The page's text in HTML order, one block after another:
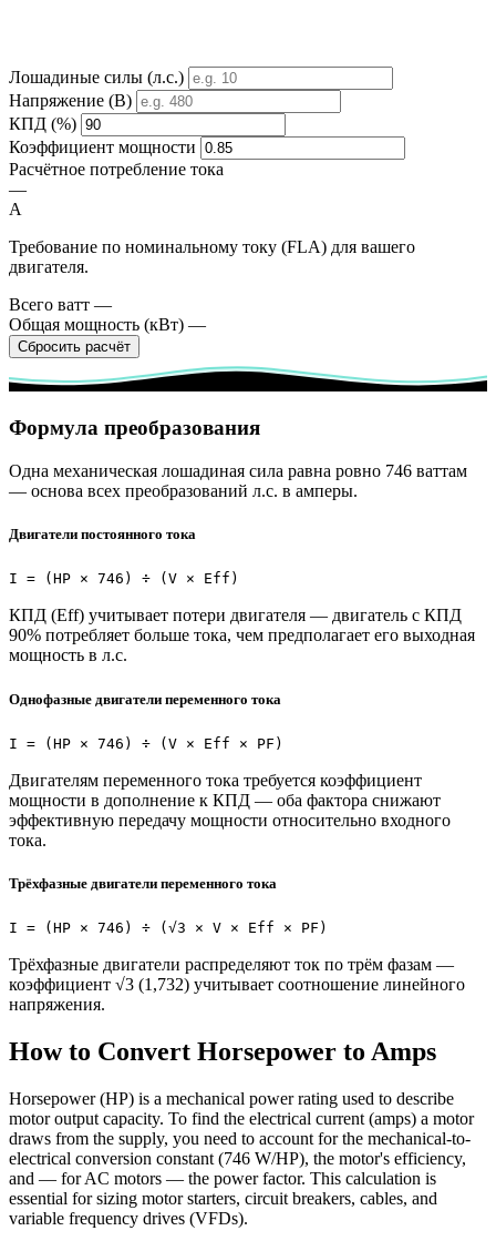
Лошадиные силы (л.с.)
Напряжение (В)
КПД (%)
Коэффициент мощности
Расчётное потребление тока
—
A
Требование по номинальному току (FLA) для вашего
двигателя.
Всего ватт —
Общая мощность (кВт) —
Сбросить расчёт
Формула преобразования
Одна механическая лошадиная сила равна ровно 746 ваттам
— основа всех преобразований л.с. в амперы.
Двигатели постоянного тока
I = (HP × 746) ÷ (V × Eff)
КПД (Eff) учитывает потери двигателя — двигатель с КПД
90% потребляет больше тока, чем предполагает его выходная
мощность в л.с.
Однофазные двигатели переменного тока
I = (HP × 746) ÷ (V × Eff × PF)
Двигателям переменного тока требуется коэффициент
мощности в дополнение к КПД — оба фактора снижают
эффективную передачу мощности относительно входного
тока.
Трёхфазные двигатели переменного тока
I = (HP × 746) ÷ (√3 × V × Eff × PF)
Трёхфазные двигатели распределяют ток по трём фазам —
коэффициент √3 (1,732) учитывает соотношение линейного
напряжения.
How to Convert Horsepower to Amps
Horsepower (HP) is a mechanical power rating used to describe
motor output capacity. To find the electrical current (amps) a motor
draws from the supply, you need to account for the mechanical-to-
electrical conversion constant (746 W/HP), the motor's efficiency,
and — for AC motors — the power factor. This calculation is
essential for sizing motor starters, circuit breakers, cables, and
variable frequency drives (VFDs).